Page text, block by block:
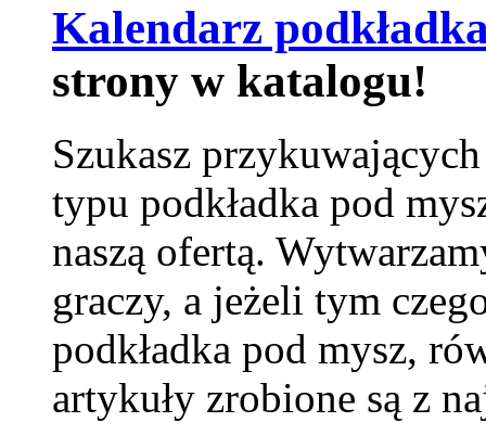
Kalendarz
strony w katalogu!
Szukasz
typu podkładka pod
naszą ofertą.
graczy, a jeżeli tym
podkładka pod mysz,
artykuły zrobione są z